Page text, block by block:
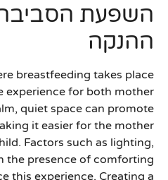
השפעת הסביבה
ההנקה
breastfeeding takes place
experience for both mother
quiet space can promote
it easier for the mother
Factors such as lighting,
the presence of comforting
this experience. Creating a